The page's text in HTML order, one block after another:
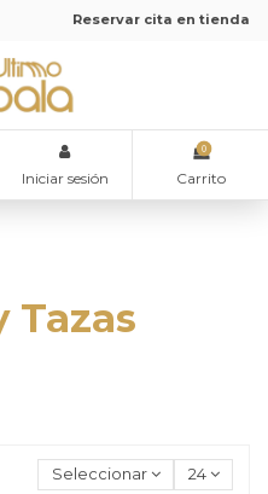
Reservar cita en tienda
Iniciar sesión
0
Carrito
Tazas
Seleccionar 24